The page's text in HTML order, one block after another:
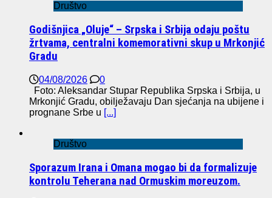
Društvo
Godišnjica „Oluje“ – Srpska i Srbija odaju poštu
žrtvama, centralni komemorativni skup u Mrkonjić
Gradu
04/08/2026
0
Foto: Aleksandar Stupar Republika Srpska i Srbija, u
Mrkonjić Gradu, obilježavaju Dan sjećanja na ubijene i
prognane Srbe u [...]
Društvo
Sporazum Irana i Omana mogao bi da formalizuje
kontrolu Teherana nad Ormuskim moreuzom.